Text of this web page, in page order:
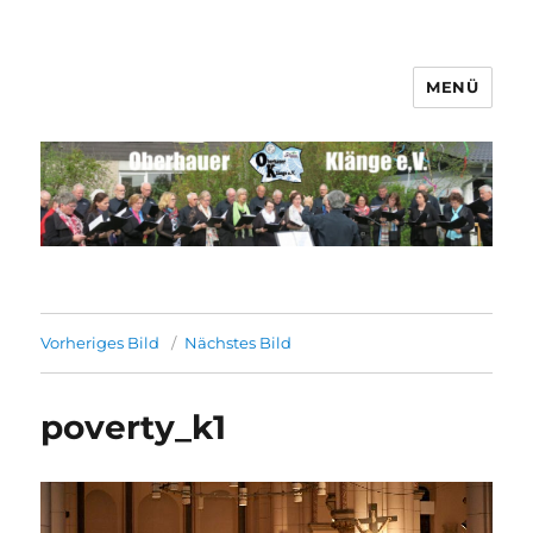
Männerchor Quirrenbach e.V.
MENÜ
Vorheriges Bild Nächstes Bild
poverty_k1